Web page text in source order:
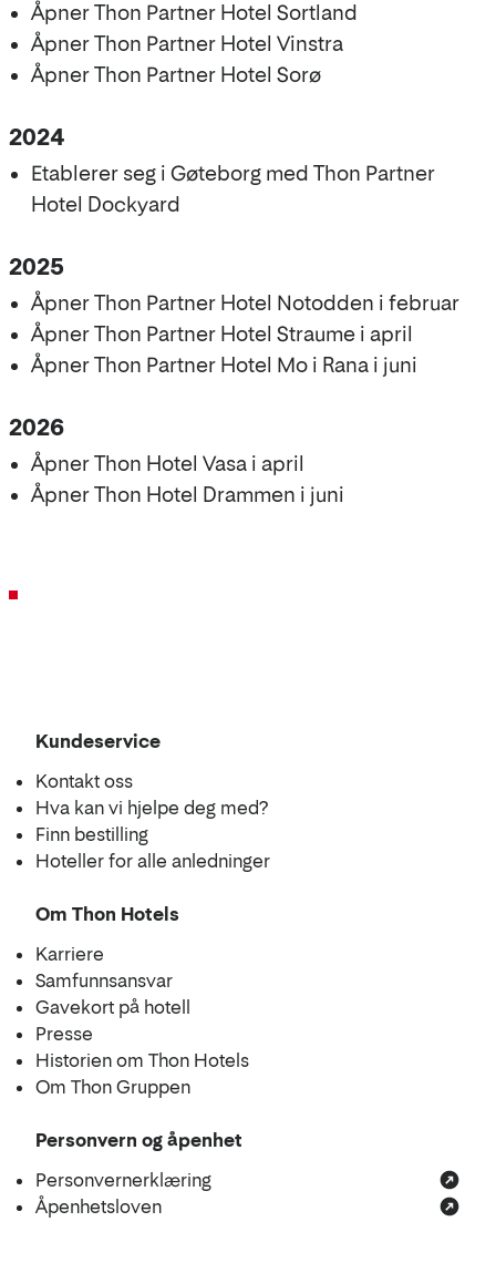
Åpner Thon Partner Hotel Sortland
Åpner Thon Partner Hotel Vinstra
Åpner Thon Partner Hotel Sorø
2024
Etablerer seg i Gøteborg med Thon Partner
Hotel Dockyard
2025
Åpner Thon Partner Hotel Notodden i februar
Åpner Thon Partner Hotel Straume i april
Åpner Thon Partner Hotel Mo i Rana i juni
2026
Åpner Thon Hotel Vasa i april
Åpner Thon Hotel Drammen i juni
Kundeservice
Kontakt oss
Hva kan vi hjelpe deg med?
Finn bestilling
Hoteller for alle anledninger
Om Thon Hotels
Karriere
Samfunnsansvar
Gavekort på hotell
Presse
Historien om Thon Hotels
Om Thon Gruppen
Personvern og åpenhet
Personvernerklæring
Åpenhetsloven